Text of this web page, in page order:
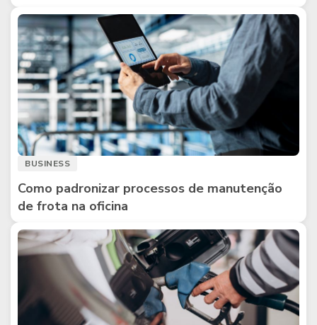
BUSINESS
Como padronizar processos de manutenção
de frota na oficina